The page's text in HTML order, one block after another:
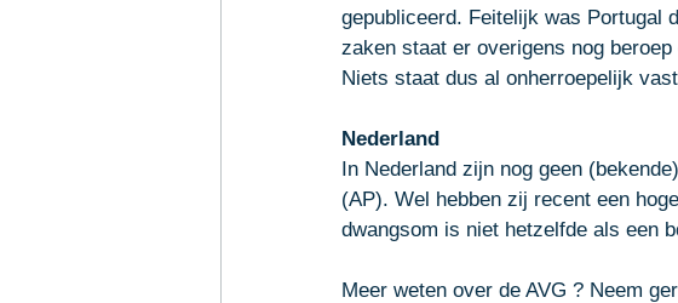
gepubliceerd. Feitelijk was Portugal
zaken staat er overigens nog
Niets staat dus al onherroepelijk
Nederland
In Nederland zijn nog geen
(AP). Wel hebben zij recent een
dwangsom is niet hetzelfde als een
Meer weten over de AVG ? Neem